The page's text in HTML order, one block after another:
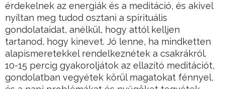
érdekelnek az energiák és a meditáció, és akivel
nyíltan meg tudod osztani a spirituális
gondolataidat, anélkül, hogy attól kelljen
tartanod, hogy kinevet. Jó lenne, ha mindketten
alapismeretekkel rendelkeznétek a csakrákról.
10-15 percig gyakoroljátok az ellazító meditációt,
gondolatban vegyétek körül magatokat fénnyel,